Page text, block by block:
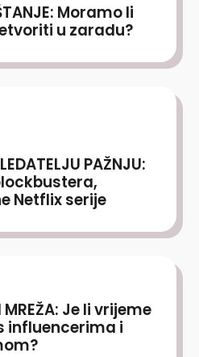
Moramo li
u zaradu?
PAŽNJU:
Netflix serije
MREŽA: Je li vrijeme
influencerima i